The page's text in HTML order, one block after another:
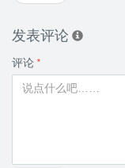
发表评论
评论 *